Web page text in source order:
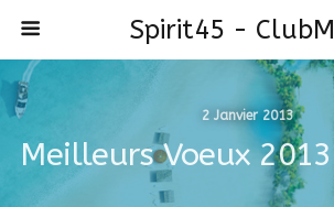
Spirit45 -
2 Janvier 2013
Meilleurs Voeux